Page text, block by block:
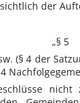
der
„§ 5
(§ 4 der